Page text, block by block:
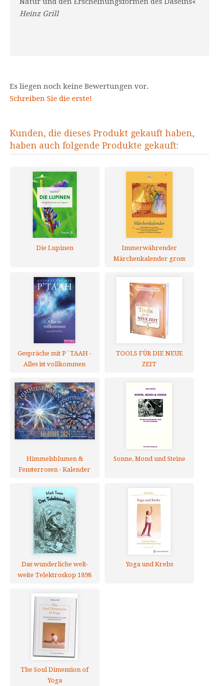
Heinz Grill
Es liegen noch keine Bewertungen vor.
Schreiben Sie die erste!
Kunden, die dieses Produkt gekauft haben,
haben auch folgende Produkte gekauft:
Die Lupinen
Immerwährender
Märchenkalender gross
Gespräche mit P´TAAH -
Alles ist vollkommen
TOOLS FÜR DIE NEUE
ZEIT
Himmelsblumen &
Fensterrosen - Kalender
Sonne, Mond und Steine
Das wunderliche welt-
weite Telektroskop 1898
Yoga und Krebs
The Soul Dimension of
Yoga